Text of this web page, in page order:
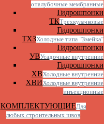
опалубочные мембранные
Гидрошпонки
ТКТрехкулачковые
Гидрошпонки
ТХЗХолодные типа "Змейка"
Гидрошпонки
УВУсадочные внутренние
Гидрошпонки
ХВХолодные внутренние
ХВИХолодные внутренние
инъекционные
КОМПЛЕКТУЮЩИЕДля
любых строительных швов